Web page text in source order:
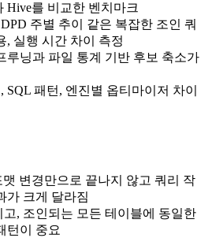
Hive를 비교한 벤치마크
주별 추이 같은 복잡한 조인 쿼
, 실행 시간 차이 측정
루닝과 파일 통계 기반 후보 축소가
SQL 패턴, 엔진별 옵티마이저 차이
맷 변경만으로 끝나지 않고 쿼리 작
가 크게 달라짐
, 조인되는 모든 테이블에 동일한
턴이 중요